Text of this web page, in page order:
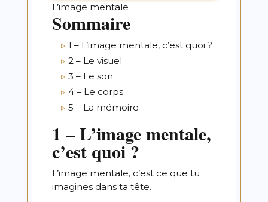
L’image mentale
Sommaire
1 – L’image mentale, c’est quoi ?
2 – Le visuel
3 – Le son
4 – Le corps
5 – La mémoire
1 – L’image mentale,
c’est quoi ?
L’image mentale, c’est ce que tu
imagines dans ta tête.